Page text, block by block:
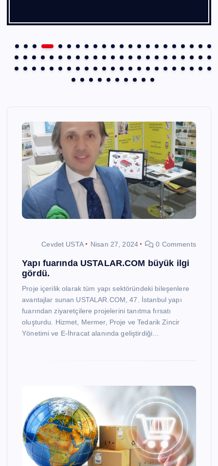
Cevdet USTA Nisan 27, 2024 0 Comments
Yapı fuarında USTALAR.COM büyük ilgi
gördü.
Proje içerilik olarak tüm yapı sektöründeki bileşenlere
avantajlar sunan USTALAR.COM, 47. İstanbul yapı
fuarından ziyaretçilere projelerini tanıtma fırsatı
oluşturdu. Hizmet, Mermer, Proje ve Tedarik Zincir
Yönetimi ve E-İhracat alanında geliştirdiği…